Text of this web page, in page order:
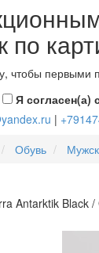
чтобы первыми
Я согласен(а)
|
Обувь
Antarktik Black